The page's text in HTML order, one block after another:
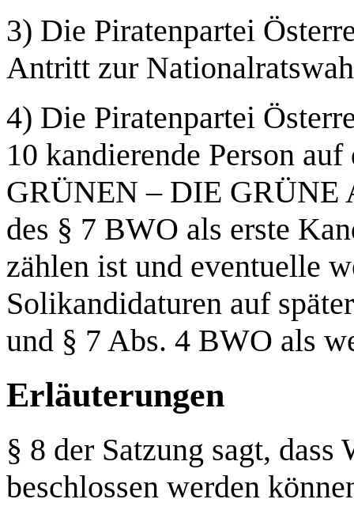
3) Die Piratenpartei
Antritt zur
4) Die Piratenpartei
10 kandierende Person
GRÜNEN – DIE GRÜNE
des § 7 BWO als erste
zählen ist und eventuelle
Solikandidaturen auf
und § 7 Abs. 4 BWO als
Erläuterungen
§ 8 der Satzung sagt,
beschlossen werden